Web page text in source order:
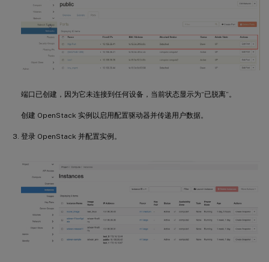
端口已创建，因为它未连接到任何设备，当前状态显示为“已脱离”。
创建 OpenStack 实例以启用配置驱动器并传递用户数据。
登录 OpenStack 并配置实例。